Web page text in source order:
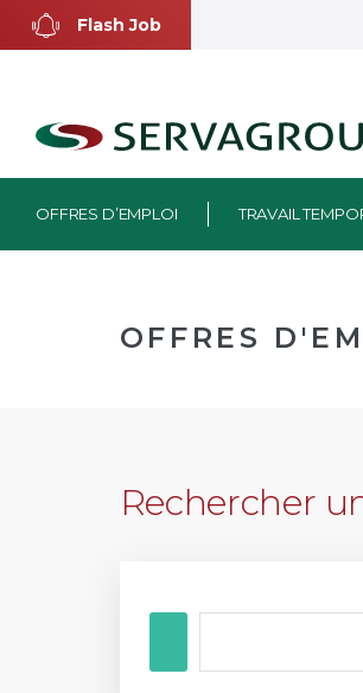
Aller
Flash Job
OFFRES D’EMPLOI TRAVAIL
OFFRES
Rechercher